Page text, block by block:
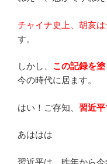
チャイナ史上、胡亥
す。
しかし、 この記録を
今の時代に居ます。
はい！ご存知、 習近平
あははは
習近平は、昨年から